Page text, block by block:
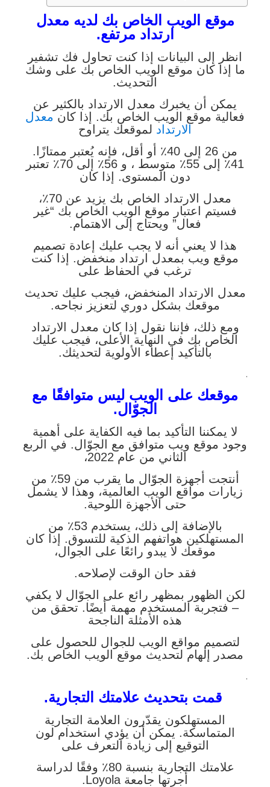
موقع الويب الخاص بك لديه معدل
ارتداد مرتفع.
انظر إلى البيانات إذا كنت تحاول فك تشفير
ما إذا كان موقع الويب الخاص بك على وشك
التحديث.
يمكن أن يخبرك معدل الارتداد بالكثير عن
فعالية موقع الويب الخاص بك. إذا كان معدل
الارتداد لموقعك يتراوح
من 26 إلى 40٪ أو أقل، فإنه يُعتبر ممتازًا.
41٪ إلى 55٪ متوسط ​​، و 56٪ إلى 70٪ تعتبر
دون المستوى. إذا كان
معدل الارتداد الخاص بك يزيد عن 70٪،
فسيتم اعتبار موقع الويب الخاص بك “غير
فعال” ويحتاج إلى الاهتمام.
هذا لا يعني أنه لا يجب عليك إعادة تصميم
موقع ويب بمعدل ارتداد منخفض. إذا كنت
ترغب في الحفاظ على
معدل الارتداد المنخفض، فيجب عليك تحديث
موقعك بشكل دوري لتعزيز نجاحه.
ومع ذلك، فإننا نقول إذا كان معدل الارتداد
الخاص بك في النهاية الأعلى، فيجب عليك
بالتأكيد إعطاء الأولوية لتحديثك.
.
موقعك على الويب ليس متوافقًا مع
الجوّال.
لا يمكننا التأكيد بما فيه الكفاية على أهمية
وجود موقع ويب متوافق مع الجوّال. في الربع
الثاني من عام 2022،
أنتجت أجهزة الجوّال ما يقرب من 59٪ من
زيارات مواقع الويب العالمية، وهذا لا يشمل
حتى الأجهزة اللوحية.
بالإضافة إلى ذلك، يستخدم 53٪ من
المستهلكين هواتفهم الذكية للتسوق. إذا كان
موقعك لا يبدو رائعًا على الجوال،
فقد حان الوقت لإصلاحه.
لكن الظهور بمظهر رائع على الجوّال لا يكفي
– فتجربة المستخدم مهمة أيضًا. تحقق من
هذه الأمثلة الناجحة
لتصميم مواقع الويب للجوال للحصول على
مصدر إلهام لتحديث موقع الويب الخاص بك.
.
قمت بتحديث علامتك التجارية.
المستهلكون يقدّرون العلامة التجارية
المتماسكة. يمكن أن يؤدي استخدام لون
التوقيع إلى زيادة التعرف على
علامتك التجارية بنسبة 80٪ وفقًا لدراسة
أجرتها جامعة Loyola.